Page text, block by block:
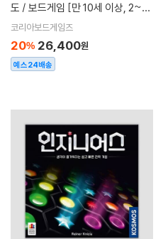
도 / 보드게임 [만 10세 이상, 2~6
명 ]
코리아보드게임즈
20% 26,400원
예스24배송